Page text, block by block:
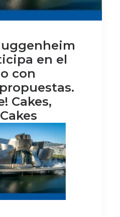
en el
con
Cakes,